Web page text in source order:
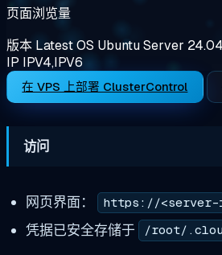
页面浏览量
版本 LatestOS Ubuntu Server
IP IPV4,IPV6
在 VPS 上部署 ClusterControl
访问
网页界面： https://<server-
凭据已安全存储于 /root/